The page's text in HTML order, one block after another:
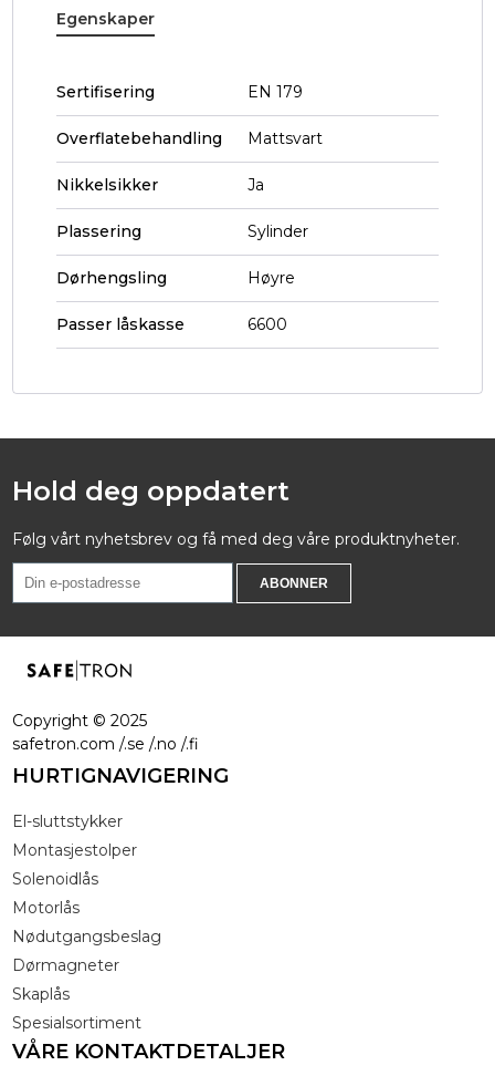
Egenskaper
Sertifisering EN 179
Overflatebehandling Mattsvart
Nikkelsikker Ja
Plassering Sylinder
Dørhengsling Høyre
Passer låskasse 6600
Hold deg oppdatert
Følg vårt nyhetsbrev og få med deg våre produktnyheter.
Copyright ©2025
safetron.com /.se /.no /.fi
HURTIGNAVIGERING
El-sluttstykker
Montasjestolper
Solenoidlås
Motorlås
Nødutgangsbeslag
Dørmagneter
Skaplås
Spesialsortiment
VÅRE KONTAKTDETALJER